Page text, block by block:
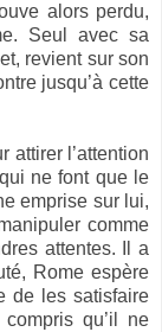
alors perdu,
Seul avec sa
revient sur son
jusqu’à cette
attirer l’attention
ne font que le
emprise sur lui,
comme
attentes. Il a
Rome espère
de les satisfaire
qu’il ne